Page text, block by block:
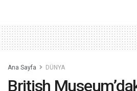
Ana Sayfa DÜNYA
British